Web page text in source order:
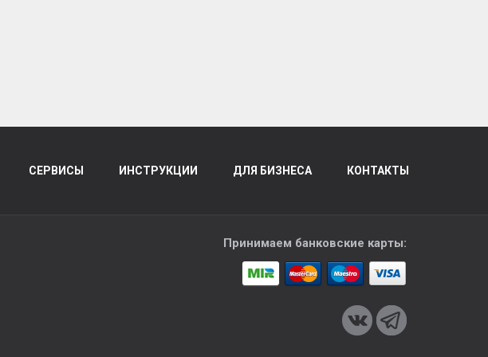
СЕРВИСЫ ИНСТРУКЦИИ ДЛЯ БИЗНЕСА КОНТАКТЫ
Принимаем банковские карты: